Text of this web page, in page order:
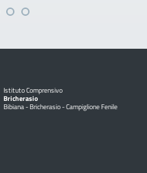
Istituto Comprensivo
Bricherasio
Bibiana - Bricherasio - Campiglione Fenile